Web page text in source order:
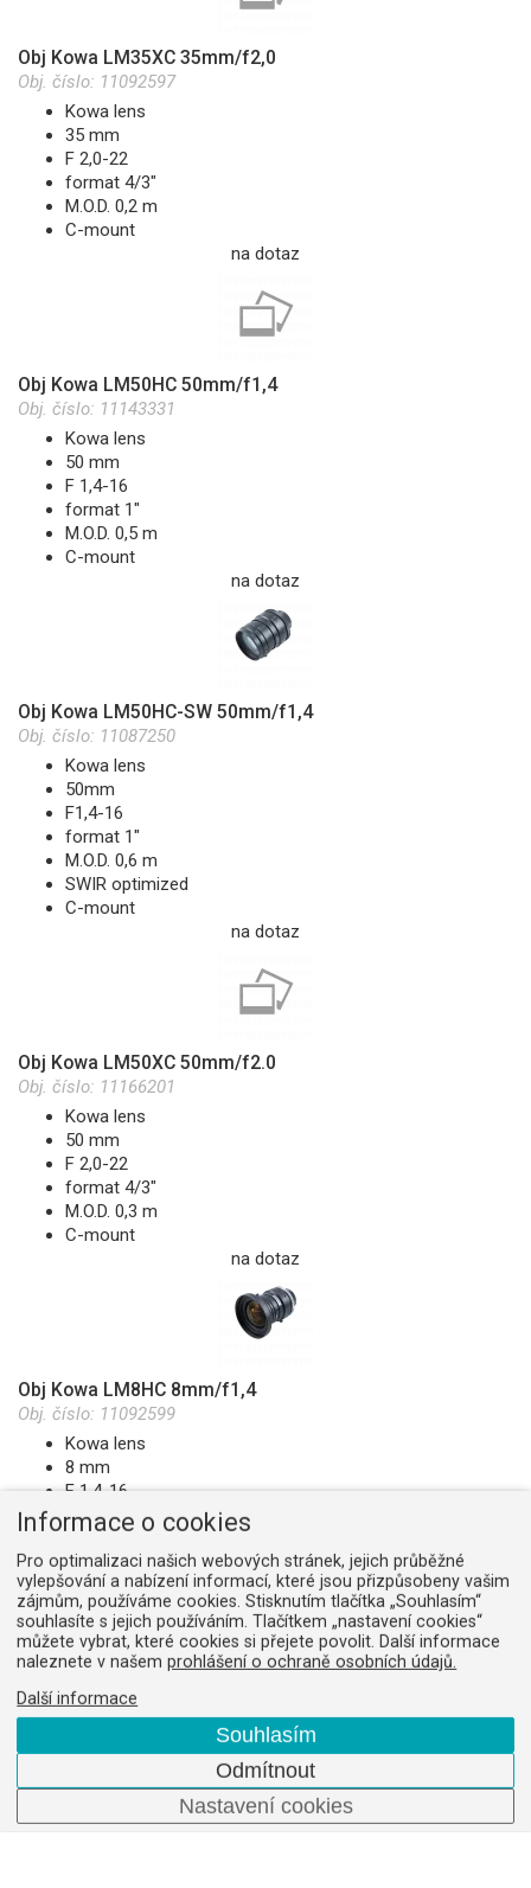
Obj Kowa LM35XC 35mm/f2,0
Obj. číslo: 11092597
Kowa lens
35 mm
F 2,0-22
format 4/3"
M.O.D. 0,2 m
C-mount
na dotaz
Obj Kowa LM50HC 50mm/f1,4
Obj. číslo: 11143331
Kowa lens
50 mm
F 1,4-16
format 1"
M.O.D. 0,5 m
C-mount
na dotaz
Obj Kowa LM50HC-SW 50mm/f1,4
Obj. číslo: 11087250
Kowa lens
50mm
F1,4-16
format 1"
M.O.D. 0,6 m
SWIR optimized
C-mount
na dotaz
Obj Kowa LM50XC 50mm/f2.0
Obj. číslo: 11166201
Kowa lens
50 mm
F 2,0-22
format 4/3"
M.O.D. 0,3 m
C-mount
na dotaz
Obj Kowa LM8HC 8mm/f1,4
Obj. číslo: 11092599
Kowa lens
8 mm
F 1,4-16
format 1"
M.O.D. 0,1 m
C-mount
na dotaz
Obj Kowa LM8JC10M 8,5mm/1,8
8,5 mm
Informace o cookies
Pro optimalizaci našich webových stránek, jejich průběžné
vylepšování a nabízení informací, které jsou přizpůsobeny vašim
zájmům, používáme cookies. Stisknutím tlačítka „Souhlasím“
souhlasíte s jejich používáním. Tlačítkem „nastavení cookies“
můžete vybrat, které cookies si přejete povolit. Další informace
naleznete v našemprohlášení o ochraně osobních údajů.
Další informace
Souhlasím
Odmítnout
Nastavení cookies